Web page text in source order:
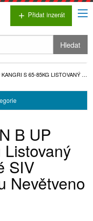
add Přidat inzerát
Hledat
KANGRI S 65-85KG LISTOVANÝ …
B UP
SIV
Nevětveno